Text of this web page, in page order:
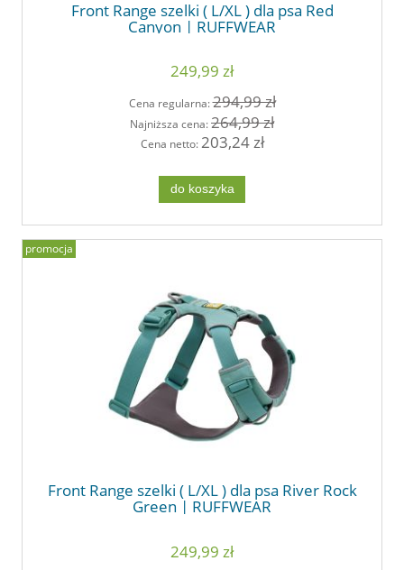
Front Range szelki ( L/XL ) dla psa Red
Canyon | RUFFWEAR
249,99 zł
Cena regularna:294,99 zł
Najniższa cena:264,99 zł
Cena netto:203,24 zł
do koszyka
Front Range szelki ( L/XL ) dla psa River Rock
Green | RUFFWEAR
249,99 zł
promocja